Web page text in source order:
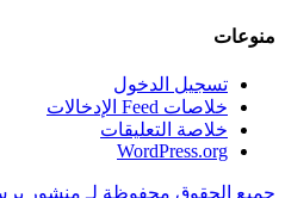
منوعات
تسجيل الدخول
خلاصات Feed الإدخالات
خلاصة التعليقات
WordPress.org
جميع الحقوق محفوظة لـ منشور